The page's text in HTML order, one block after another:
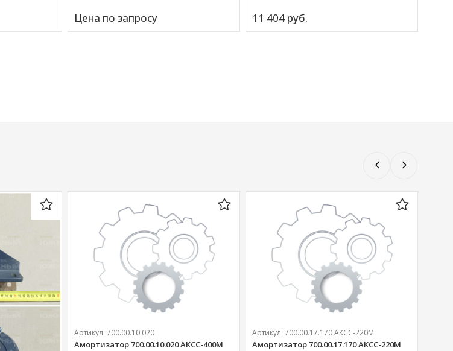
Цена по запросу 11 404 руб.
Артикул:700.00.10.020
Амортизатор 700.00.10.020 АКСС-400М
Артикул:700.00.17.170 АКСС-220М
Амортизатор 700.00.17.170 АКСС-220М